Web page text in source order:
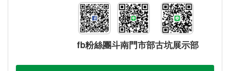
fb粉絲團斗南門市部古坑展示部